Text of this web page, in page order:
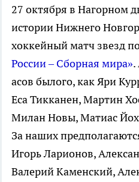
27 октября в Нагорном
истории Нижнего
хоккейный матч звезд
России – Сборная мира».
асов былого, как Яри
Еса Тикканен, Мартин
Милан Новы, Матиас
За наших
Игорь Ларионов,
Валерий Каменский,